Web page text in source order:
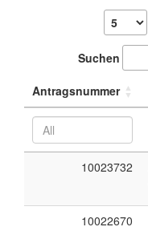
Suchen
Antragsnummer
10023732
10022670